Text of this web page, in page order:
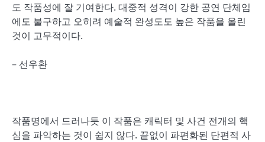
도 작품성에 잘 기여한다. 대중적 성격이 강한 공연 단체임
에도 불구하고 오히려 예술적 완성도도 높은 작품을 올린
것이 고무적이다.
– 선우환
작품명에서 드러나듯 이 작품은 캐릭터 및 사건 전개의 핵
심을 파악하는 것이 쉽지 않다. 끝없이 파편화된 단편적 사